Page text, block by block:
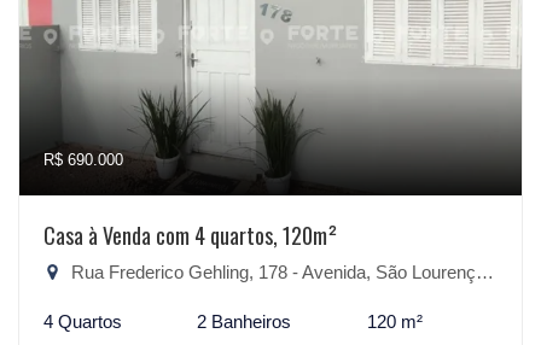
R$ 690.000
Casa à Venda com 4 quartos, 120m²
Rua Frederico Gehling, 178 - Avenida, São Lourenço do Sul-RS
4 Quartos 2 Banheiros 120 m²